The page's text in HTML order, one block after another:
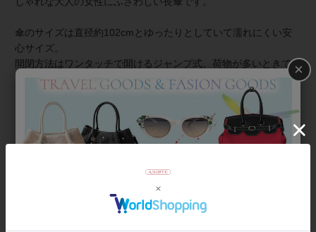
傘のサイズは直径約102cmとゆったりとしていて濡れにくい安
心サイズ。
開閉方法はワンタッチで開けるジャンプ式。荷物が多いときで
も片手で簡単に開けられます。
【ギフトラッピングについて】
こちらの商品はラッピング不可商品です。
×